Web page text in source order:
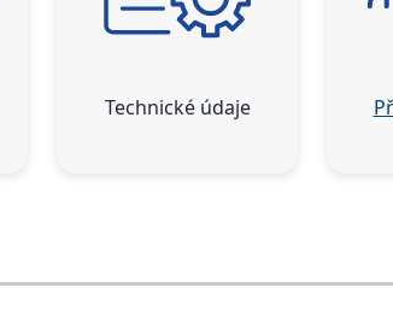
Technické údaje